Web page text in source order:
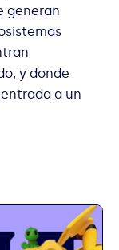
generan
y donde
a un